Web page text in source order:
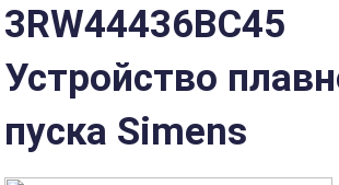
3RW44436BC45
Устройство
пуска Simens